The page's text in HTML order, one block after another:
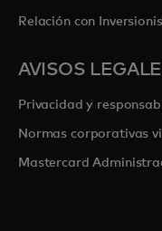
Relación con
AVISOS
Privacidad y
Normas corporativas
Mastercard